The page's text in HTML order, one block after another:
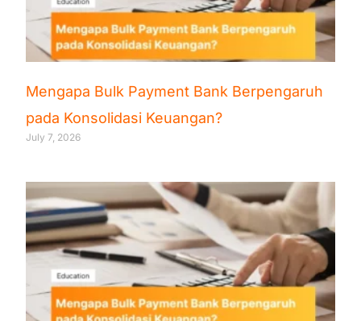
Mengapa Bulk Payment Bank Berpengaruh
pada Konsolidasi Keuangan?
July 7, 2026